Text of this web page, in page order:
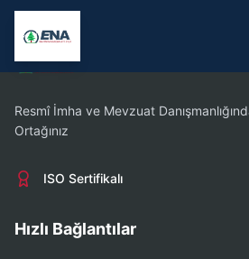
Resmî İmha ve Mevzuat
Ortağınız
ISO Sertifikalı
Hızlı Bağlantılar